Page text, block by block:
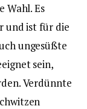
Wahl. Es
und ist für die
ungesüßte
sein,
Verdünnte